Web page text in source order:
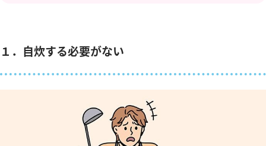
１．自炊する必要がない